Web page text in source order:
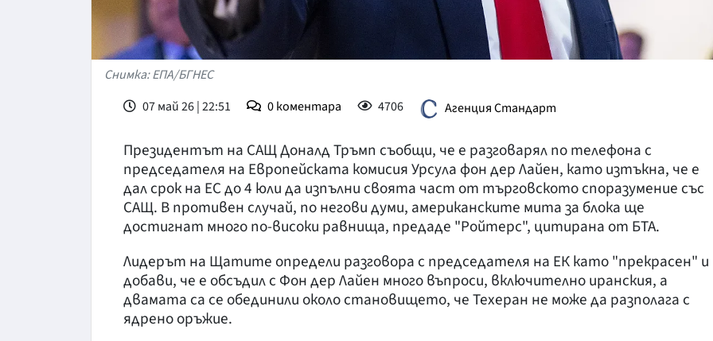
Снимка: ЕПА/БГНЕС
07 май 26 | 22:51
0коментара 4706 Агенция Стандарт
Президентът на САЩ Доналд Тръмп съобщи, че е разговарял по телефона с
председателя на Европейската комисия Урсула фон дер Лайен, като изтъкна, че е
дал срок на ЕС до 4 юли да изпълни своята част от търговското споразумение със
САЩ. В противен случай, по негови думи, американските мита за блока ще
достигнат много по-високи равнища, предаде "Ройтерс", цитирана от БТА.
Лидерът на Щатите определи разговора с председателя на ЕК като "прекрасен" и
добави, че е обсъдил с Фон дер Лайен много въпроси, включително иранския, а
двамата са се обединили около становището, че Техеран не може да разполага с
ядрено оръжие.